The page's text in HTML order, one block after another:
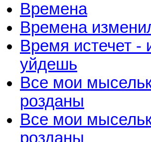
Времена
Времена
Время истечет -
уйдешь
Все мои
розданы
Все мои
розданы